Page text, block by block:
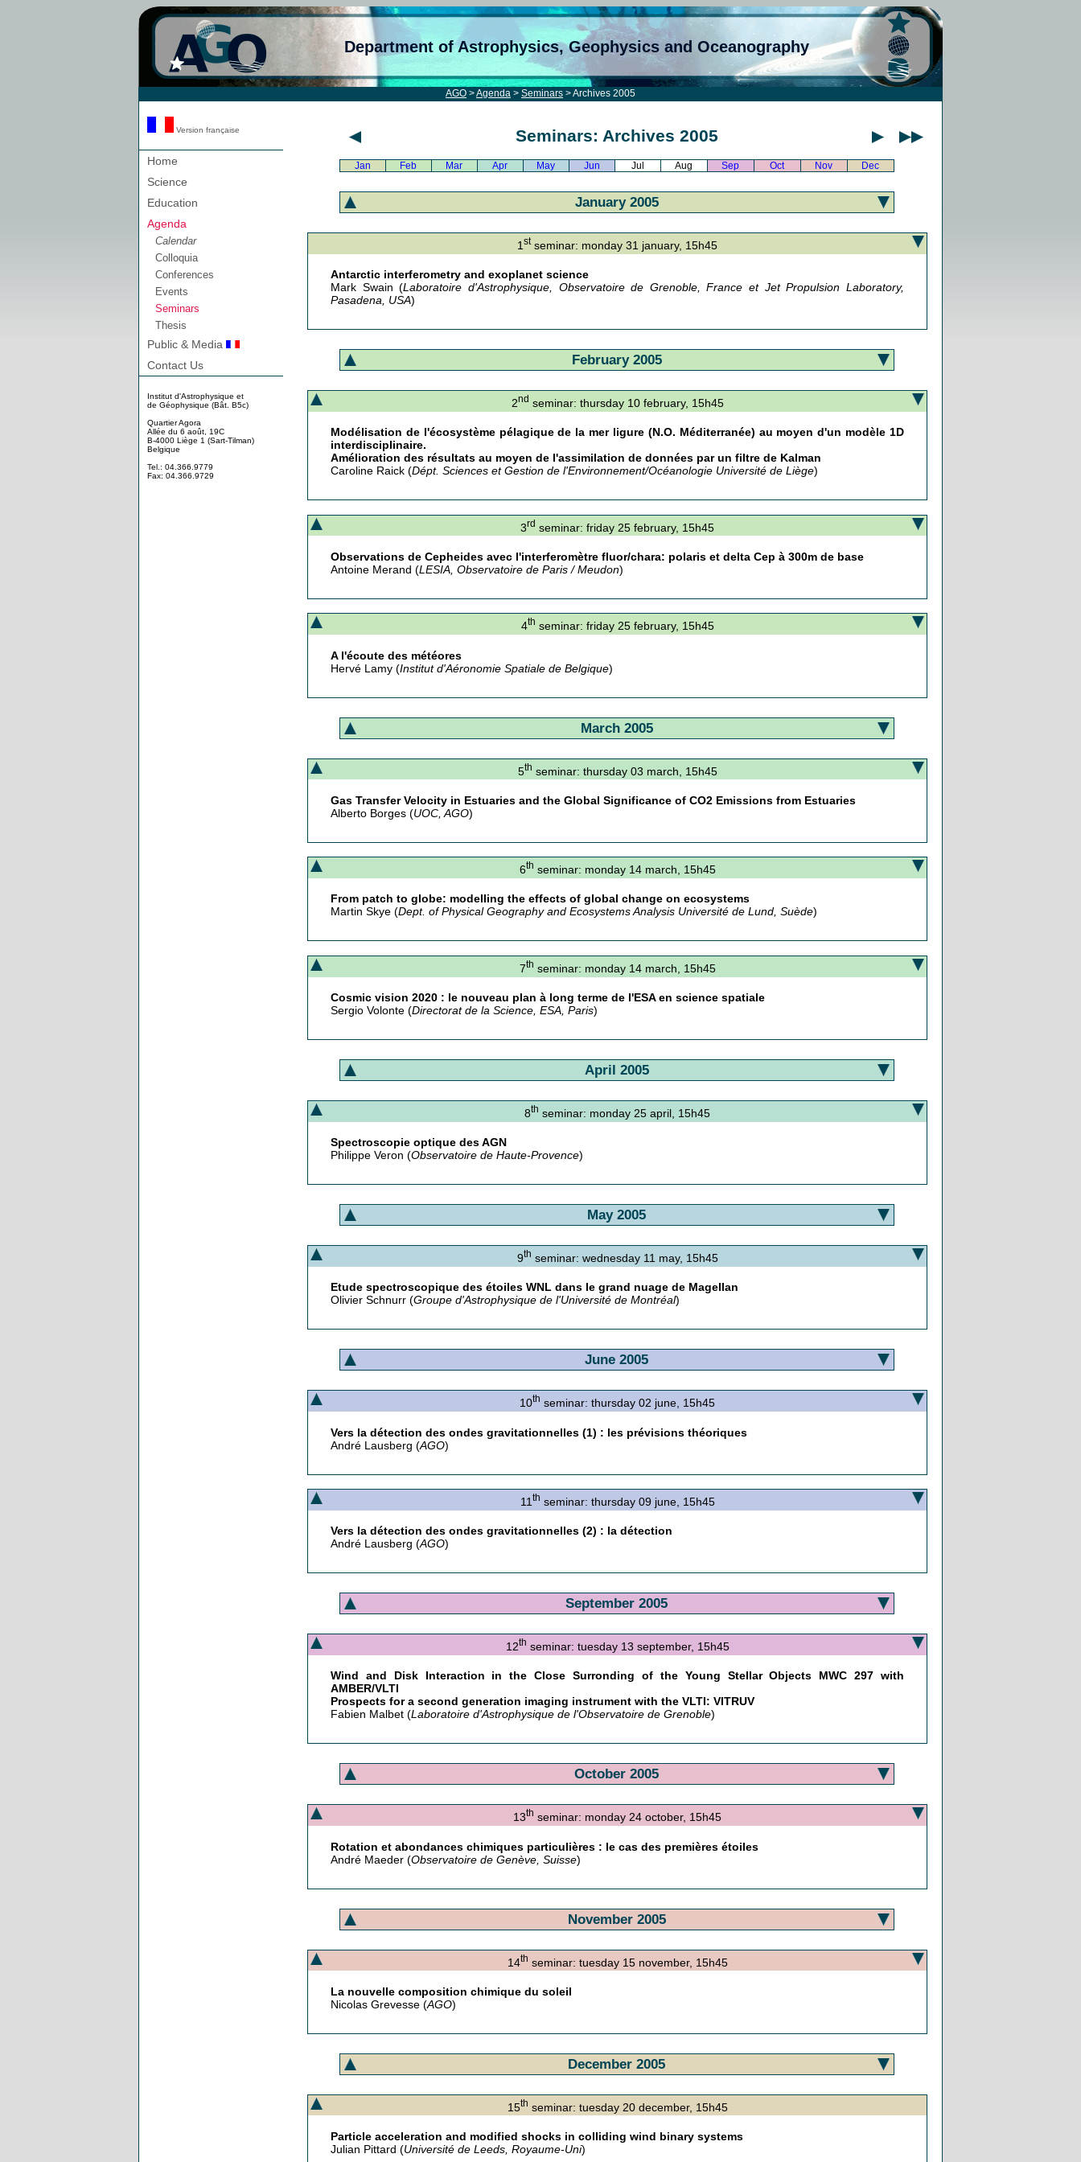
Department of Astrophysics, Geophysics and Oceanography
AGO >Agenda > Seminars > Archives 2005
Version française
Home
Science
Education
Agenda
Calendar
Colloquia
Conferences
Events
Seminars
Thesis
Public & Media
Contact Us
Institut d'Astrophysique et
de Géophysique (Bât. B5c)
Quartier Agora
Allée du 6 août, 19C
B-4000 Liège 1 (Sart-Tilman)
Belgique
Tel.: 04.366.9779
Fax: 04.366.9729
Seminars: Archives 2005
Jan Feb Mar Apr May Jun Jul Aug Sep Oct Nov Dec
January 2005
1 stseminar: monday 31 january, 15h45
Antarctic interferometry and exoplanet science
Mark Swain (Laboratoire d'Astrophysique, Observatoire de Grenoble, France et Jet Propulsion Laboratory,
Pasadena, USA)
February 2005
2nd seminar: thursday 10 february, 15h45
Modélisation de l'écosystème pélagique de la mer ligure (N.O. Méditerranée) au moyen d'un modèle 1D
interdisciplinaire.
Amélioration des résultats au moyen de l'assimilation de données par un filtre de Kalman
Caroline Raick (Dépt. Sciences et Gestion de l'Environnement/Océanologie Université de Liège)
3rd seminar: friday 25 february, 15h45
Observations de Cepheides avec l'interferomètre fluor/chara: polaris et delta Cep à 300m de base
Antoine Merand (LESIA, Observatoire de Paris / Meudon)
4th seminar: friday 25 february, 15h45
A l'écoute des météores
Hervé Lamy (Institut d'Aéronomie Spatiale de Belgique)
March 2005
5th seminar: thursday 03 march, 15h45
Gas Transfer Velocity in Estuaries and the Global Significance of CO2 Emissions from Estuaries
Alberto Borges (UOC, AGO)
6th seminar: monday 14 march, 15h45
From patch to globe: modelling the effects of global change on ecosystems
Martin Skye (Dept. of Physical Geography and Ecosystems Analysis Université de Lund, Suède)
7th seminar: monday 14 march, 15h45
Cosmic vision 2020 : le nouveau plan à long terme de l'ESA en science spatiale
Sergio Volonte (Directorat de la Science, ESA, Paris)
April 2005
8th seminar: monday 25 april, 15h45
Spectroscopie optique des AGN
Philippe Veron (Observatoire de Haute-Provence)
May 2005
9th seminar: wednesday 11 may, 15h45
Etude spectroscopique des étoiles WNL dans le grand nuage de Magellan
Olivier Schnurr (Groupe d'Astrophysique de l'Université de Montréal)
June 2005
10th seminar: thursday 02 june, 15h45
Vers la détection des ondes gravitationnelles (1) : les prévisions théoriques
André Lausberg (AGO)
11 th seminar: thursday 09 june, 15h45
Vers la détection des ondes gravitationnelles (2) : la détection
André Lausberg (AGO)
September 2005
12th seminar: tuesday 13 september, 15h45
Wind and Disk Interaction in the Close Surronding of the Young Stellar Objects MWC 297 with
AMBER/VLTI
Prospects for a second generation imaging instrument with the VLTI: VITRUV
Fabien Malbet (Laboratoire d'Astrophysique de l'Observatoire de Grenoble)
October 2005
13th seminar: monday 24 october, 15h45
Rotation et abondances chimiques particulières : le cas des premières étoiles
André Maeder (Observatoire de Genève, Suisse)
November 2005
14th seminar: tuesday 15 november, 15h45
La nouvelle composition chimique du soleil
Nicolas Grevesse (AGO)
December 2005
15th seminar: tuesday 20 december, 15h45
Particle acceleration and modified shocks in colliding wind binary systems
Julian Pittard (Université de Leeds, Royaume-Uni)